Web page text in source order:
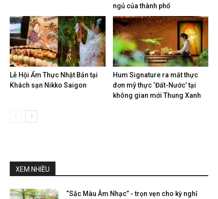
ngủ của thành phố
Lễ Hội Ẩm Thực Nhật Bản tại
Khách sạn Nikko Saigon
Hum Signature ra mắt thực
đơn mỹ thực ‘Đất-Nước’ tại
không gian mới Thung Xanh
XEM NHIỀU
“Sắc Màu Âm Nhạc” - trọn vẹn cho kỳ nghỉ